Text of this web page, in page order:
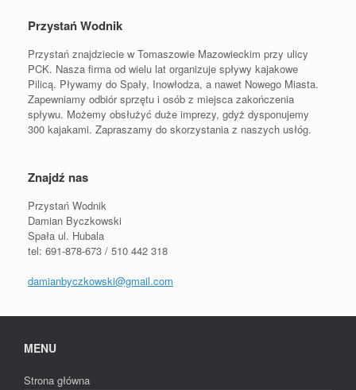
Przystań Wodnik
Przystań znajdziecie w Tomaszowie Mazowieckim przy ulicy
PCK. Nasza firma od wielu lat organizuje spływy kajakowe
Pilicą. Pływamy do Spały, Inowłodza, a nawet Nowego Miasta.
Zapewniamy odbiór sprzętu i osób z miejsca zakończenia
spływu. Możemy obsłużyć duże imprezy, gdyż dysponujemy
300 kajakami. Zapraszamy do skorzystania z naszych usłóg.
Znajdź nas
Przystań Wodnik
Damian Byczkowski
Spała ul. Hubala
tel: 691-878-673 / 510 442 318
damianbyczkowski@gmail.com
MENU
Strona główna